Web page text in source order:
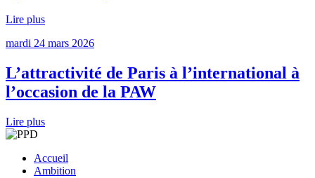
Lire plus
mardi 24 mars 2026
L’attractivité de Paris à l’international à
l’occasion de la PAW
Lire plus
Accueil
Ambition